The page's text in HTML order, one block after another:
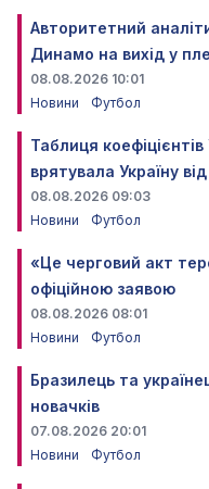
Авторитетний
Динамо на вихід у
08.08.2026 10:01
Новини
Футбол
Таблиця
врятувала Україну
08.08.2026 09:03
Новини
Футбол
«Це черговий акт
офіційною заявою
08.08.2026 08:01
Новини
Футбол
Бразилець та
новачків
07.08.2026 20:01
Новини
Футбол